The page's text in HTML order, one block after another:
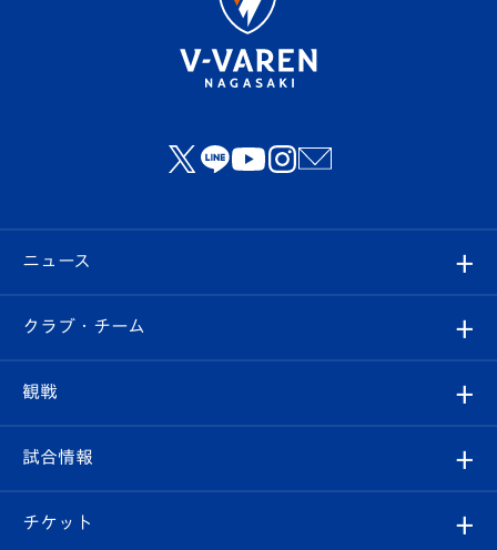
ニュース
すべて
クラブ
試合情報
クラブ・チーム
クラブ概要
観戦
観戦ルール
試合情報
試合日程/結果
チケット